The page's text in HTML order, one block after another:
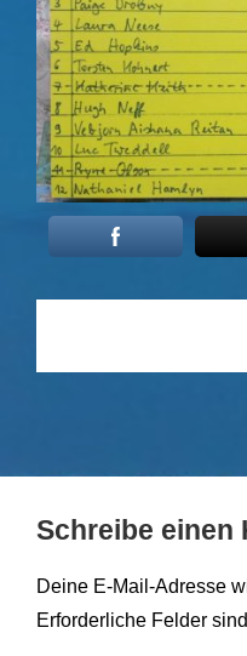
Schreibe einen
Deine E-Mail-Adresse
Erforderliche Felder